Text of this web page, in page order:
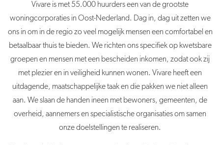
Vivare is met 55.000 huurders een van de grootste
woningcorporaties in Oost-Nederland. Dag in, dag uit zetten we
ons in om in de regio zo veel mogelijk mensen een comfortabel en
betaalbaar thuis te bieden. We richten ons specifiek op kwetsbare
groepen en mensen met een bescheiden inkomen, zodat ook zij
met plezier en in veiligheid kunnen wonen. Vivare heeft een
uitdagende, maatschappelijke taak en die pakken we niet alleen
aan. We slaan de handen ineen met bewoners, gemeenten, de
overheid, aannemers en specialistische organisaties om samen
onze doelstellingen te realiseren.